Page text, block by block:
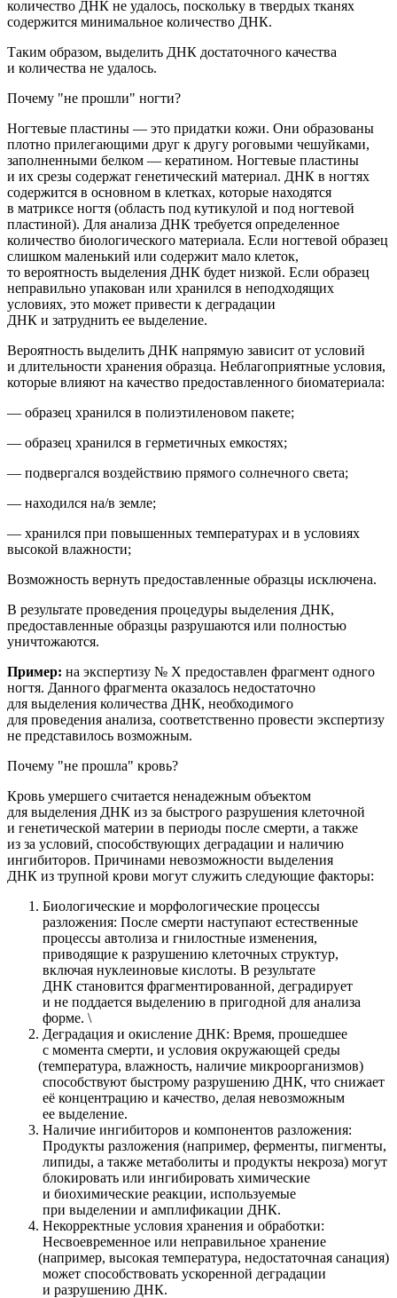
количество ДНК не удалось, поскольку в твердых тканях
содержится минимальное количество ДНК.
Таким образом, выделить ДНК достаточного качества
и количества не удалось.
Почему "не прошли" ногти?
Ногтевые пластины — это придатки кожи. Они образованы
плотно прилегающими друг к другу роговыми чешуйками,
заполненными белком — кератином. Ногтевые пластины
и их срезы содержат генетический материал. ДНК в ногтях
содержится в основном в клетках, которые находятся
в матриксе ногтя (область под кутикулой и под ногтевой
пластиной). Для анализа ДНК требуется определенное
количество биологического материала. Если ногтевой образец
слишком маленький или содержит мало клеток,
то вероятность выделения ДНК будет низкой. Если образец
неправильно упакован или хранился в неподходящих
условиях, это может привести к деградации
ДНК и затруднить ее выделение.
Вероятность выделить ДНК напрямую зависит от условий
и длительности хранения образца. Неблагоприятные условия,
которые влияют на качество предоставленного биоматериала:
— образец хранился в полиэтиленовом пакете;
— образец хранился в герметичных емкостях;
— подвергался воздействию прямого солнечного света;
— находился на/в земле;
— хранился при повышенных температурах и в условиях
высокой влажности;
Возможность вернуть предоставленные образцы исключена.
В результате проведения процедуры выделения ДНК,
предоставленные образцы разрушаются или полностью
уничтожаются.
Пример: на экспертизу № Х предоставлен фрагмент одного
ногтя. Данного фрагмента оказалось недостаточно
для выделения количества ДНК, необходимого
для проведения анализа, соответственно провести экспертизу
не представилось возможным.
Почему "не прошла" кровь?
Кровь умершего считается ненадежным объектом
для выделения ДНК из за быстрого разрушения клеточной
и генетической материи в периоды после смерти, а также
из за условий, способствующих деградации и наличию
ингибиторов. Причинами невозможности выделения
ДНК из трупной крови могут служить следующие факторы:
Биологические и морфологические процессы
разложения: После смерти наступают естественные
процессы автолиза и гнилостные изменения,
приводящие к разрушению клеточных структур,
включая нуклеиновые кислоты. В результате
ДНК становится фрагментированной, деградирует
и не поддается выделению в пригодной для анализа
форме. \
Деградация и окисление ДНК: Время, прошедшее
с момента смерти, и условия окружающей среды
(температура, влажность, наличие микроорганизмов)
способствуют быстрому разрушению ДНК, что снижает
её концентрацию и качество, делая невозможным
ее выделение.
Наличие ингибиторов и компонентов разложения:
Продукты разложения (например, ферменты, пигменты,
липиды, а также метаболиты и продукты некроза) могут
блокировать или ингибировать химические
и биохимические реакции, используемые
при выделении и амплификации ДНК.
Некорректные условия хранения и обработки:
Несвоевременное или неправильное хранение
(например, высокая температура, недостаточная санация)
может способствовать ускоренной деградации
и разрушению ДНК.